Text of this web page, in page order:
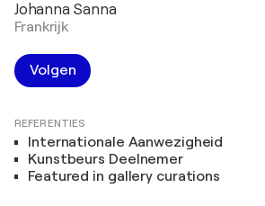
Johanna Sanna
Frankrijk
Volgen
REFERENTIES
Internationale Aanwezigheid
Kunstbeurs Deelnemer
Featured in gallery curations